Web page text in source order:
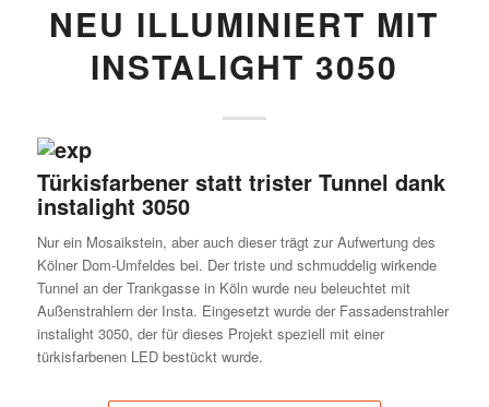
NEU ILLUMINIERT MIT
INSTALIGHT 3050
Türkisfarbener statt trister Tunnel dank
instalight 3050
Nur ein Mosaikstein, aber auch dieser trägt zur Aufwertung des
Kölner Dom-Umfeldes bei. Der triste und schmuddelig wirkende
Tunnel an der Trankgasse in Köln wurde neu beleuchtet mit
Außenstrahlern der Insta. Eingesetzt wurde der Fassadenstrahler
instalight 3050, der für dieses Projekt speziell mit einer
türkisfarbenen LED bestückt wurde.